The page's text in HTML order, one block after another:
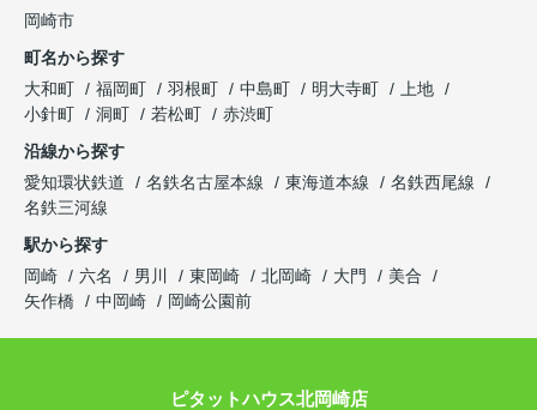
岡崎市
町名から探す
大和町
福岡町 羽根町 中島町 明大寺町
上地
小針町
洞町 若松町
赤渋町
沿線から探す
愛知環状鉄道
名鉄名古屋本線 東海道本線
名鉄西尾線
名鉄三河線
駅から探す
岡崎
六名 男川 東岡崎 北岡崎 大門
美合
矢作橋
中岡崎 岡崎公園前
ピタットハウス北岡崎店